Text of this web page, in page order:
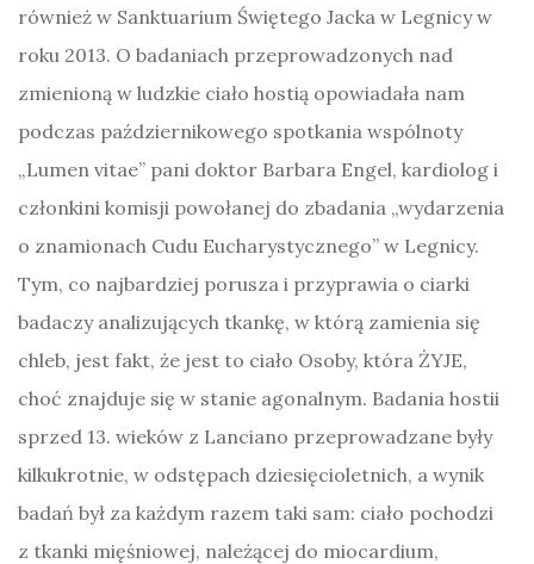
również w Sanktuarium Świętego Jacka w Legnicy w
roku 2013. O badaniach przeprowadzonych nad
zmienioną w ludzkie ciało hostią opowiadała nam
podczas październikowego spotkania wspólnoty
„Lumen vitae” pani doktor Barbara Engel, kardiolog i
członkini komisji powołanej do zbadania „wydarzenia
o znamionach Cudu Eucharystycznego” w Legnicy.
Tym, co najbardziej porusza i przyprawia o ciarki
badaczy analizujących tkankę, w którą zamienia się
chleb, jest fakt, że jest to ciało Osoby, która ŻYJE,
choć znajduje się w stanie agonalnym. Badania hostii
sprzed 13. wieków z Lanciano przeprowadzane były
kilkukrotnie, w odstępach dziesięcioletnich, a wynik
badań był za każdym razem taki sam: ciało pochodzi
z tkanki mięśniowej, należącej do miocardium,